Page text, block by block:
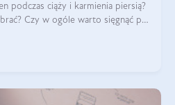
podczas ciąży i karmienia piersią?
Czy w ogóle warto sięgnąć po